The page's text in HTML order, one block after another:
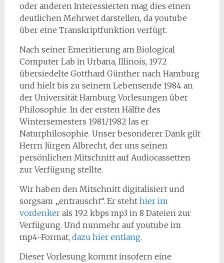
oder anderen Interessierten mag dies einen
deutlichen Mehrwet darstellen, da youtube
über eine Transkriptfunktion verfügt.
Nach seiner Emeritierung am Biological
Computer Lab in Urbana, Illinois, 1972
übersiedelte Gotthard Günther nach Hamburg
und hielt bis zu seinem Lebensende 1984 an
der Universität Hamburg Vorlesungen über
Philosophie. In der ersten Hälfte des
Wintersemesters 1981/1982 las er
Naturphilosophie. Unser besonderer Dank gilt
Herrn Jürgen Albrecht, der uns seinen
persönlichen Mitschnitt auf Audiocassetten
zur Verfügung stellte.
Wir haben den Mitschnitt digitalisiert und
sorgsam „entrauscht“. Er steht hier im
vordenkerals 192 kbps mp3 in 8 Dateien zur
Verfügung. Und nunmehr auf youtube im
mp4-Format, dazu hier entlang.
Dieser Vorlesung kommt insofern eine